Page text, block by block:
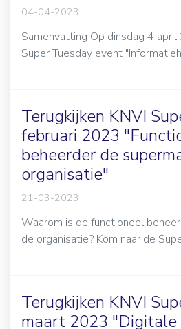
04-04-2023
Samenvatting Op dinsdag 4
Super Tuesday event
Terugkijken KNVI
februari 2023
beheerder de
organisatie"
21-03-2023
Waarom is de functioneel
de organisatie? Kom naar de
Terugkijken KNVI
maart 2023